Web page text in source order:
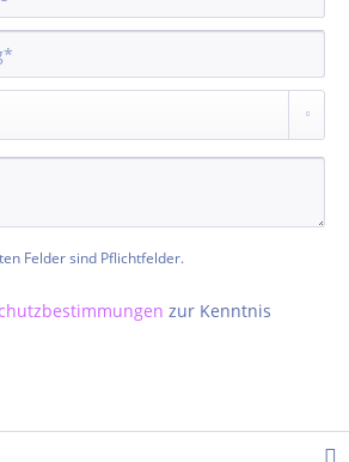
Felder sind Pflichtfelder.
zur Kenntnis